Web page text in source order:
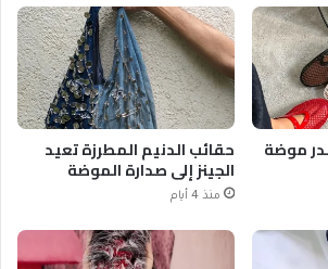
موضة حقائب الدنيم المطرزة تعيد
الجينز إلى صدارة الموضة
منذ 4 أيام